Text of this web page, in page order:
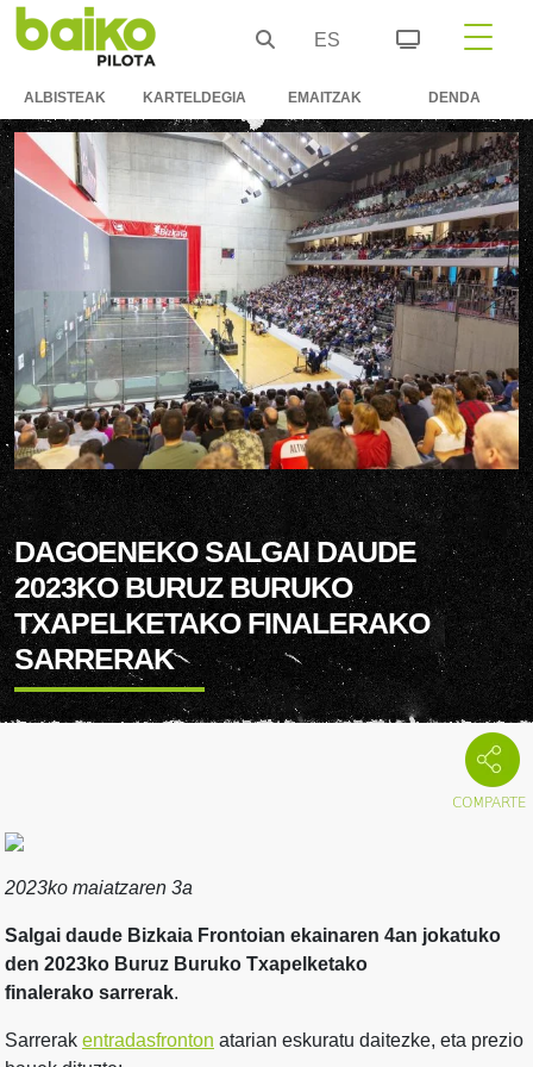
ES
ALBISTEAK KARTELDEGIA EMAITZAK DENDA
DAGOENEKO SALGAI DAUDE
2023KO BURUZ BURUKO
TXAPELKETAKO FINALERAKO
SARRERAK
2023ko maiatzaren 3a
Salgai daude Bizkaia Frontoian ekainaren 4an jokatuko
den 2023ko Buruz Buruko Txapelketako
finalerako sarrerak.
Sarrerak entradasfronton atarian eskuratu daitezke, eta prezio